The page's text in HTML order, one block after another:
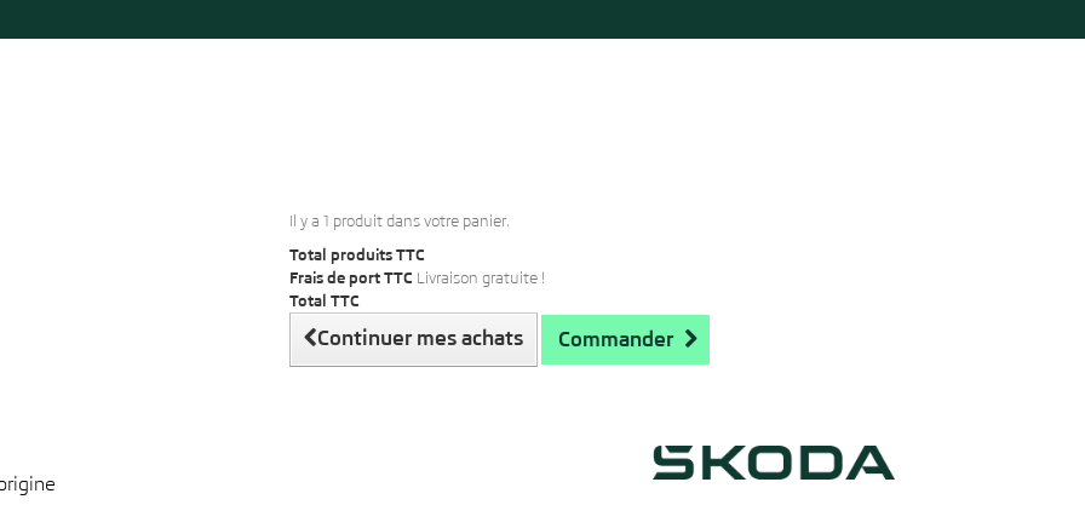
Il y a 1 produit dans votre panier.
Total produits TTC
Frais de port TTC Livraison gratuite !
Total TTC
Continuer mes achats Commander